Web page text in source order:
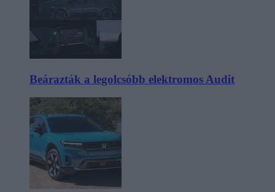
Beárazták a legolcsóbb elektromos Audit